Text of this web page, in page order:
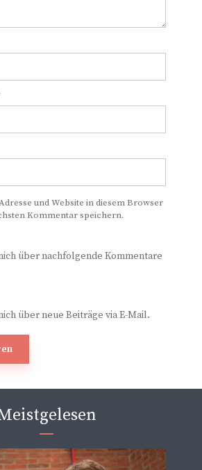
und Website in diesem Browser
Kommentar speichern.
über nachfolgende Kommentare
über neue Beiträge via E-Mail.